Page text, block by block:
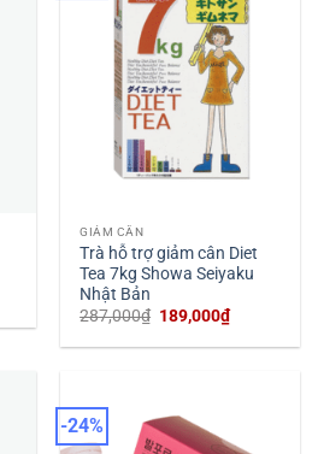
GIẢM CÂN
Trà hỗ trợ giảm cân Diet
Tea 7kg Showa Seiyaku
Nhật Bản
287,000₫ Giá
là:
189,000₫Giá
hiện
tại
-24%